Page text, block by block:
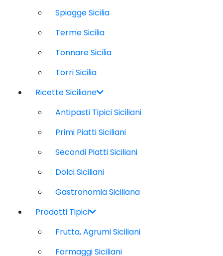
Spiagge Sicilia
Terme Sicilia
Tonnare Sicilia
Torri Sicilia
Ricette Siciliane
Antipasti Tipici Siciliani
Primi Piatti Siciliani
Secondi Piatti Siciliani
Dolci Siciliani
Gastronomia Siciliana
Prodotti Tipici
Frutta, Agrumi Siciliani
Formaggi Siciliani